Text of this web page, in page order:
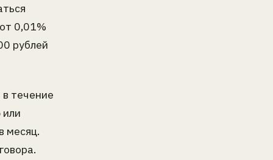
0,01%
рублей
течение
месяц.